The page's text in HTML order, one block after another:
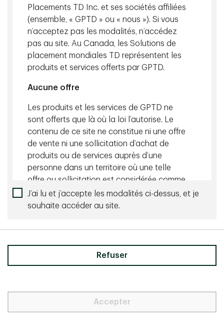
audacieux. De la même manière que nous payons des frais
d’assurance automobile, le coût d’une stratégie à faible
volatilité est la possibilité d’un rendement inférieur en
période de remontée rapide des marchés.
Télécharger
Contenu connexe
août 05 2026 - 10 minutes
Gérer le risque de change avec souplesse
juillet 27 2026 - 10 minutes
Le monde merveilleux du rendement
Contactez-nous
Confidentialité et sécurité
Placements TD Inc. et ses sociétés affiliées
(ensemble, « GPTD » ou « nous »). Si vous
n’acceptez pas les modalités, n’accédez
pas au site. Au Canada, les Solutions de
placement mondiales TD représentent les
produits et services offerts par GPTD.
Aucune offre
Les produits et les services de GPTD ne
sont offerts que là où la loi l’autorise. Le
contenu de ce site ne constitue ni une offre
de vente ni une sollicitation d’achat de
produits ou de services auprès d’une
personne dans un territoire où une telle
offre ou sollicitation est considérée comme
illégale.
une offre de vente, ni une sollicitation
d’achat de titres, de placements ou de
l’entremise de celui-ci. Nous n’affirmons
J’ai lu et j’accepte les modalités ci-dessus, et je
souhaite accéder au site.
Refuser
Accepter